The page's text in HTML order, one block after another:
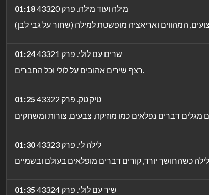
01:18
מילה ועוד מילה. פרק 43320
01:24
שרים עם לולי. פרק 43321
רצף שירים אהובים על לולי וכל החברים.
01:25
טיק טק. פרק 43322
01:30
לילה לי. פרק 43323
01:35
שיר עם לולי. פרק 43324